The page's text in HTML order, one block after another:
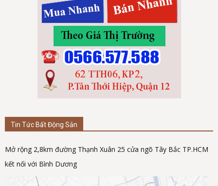
Tin Tức Bất Động Sản
Mở rộng 2,8km đường Thạnh Xuân 25 cửa ngõ Tây Bắc TP.HCM
kết nối với Bình Dương